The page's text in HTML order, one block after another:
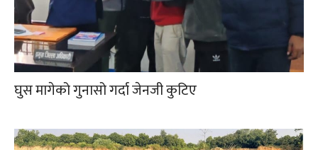
घुस मागेको गुनासो गर्दा जेनजी कुटिए